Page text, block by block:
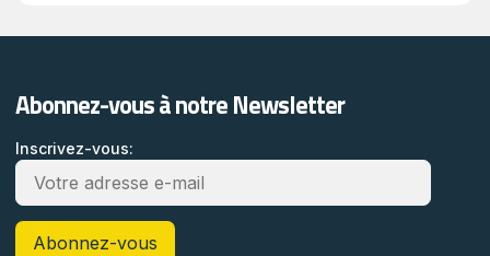
Abonnez-vous à notre Newsletter
Inscrivez-vous: